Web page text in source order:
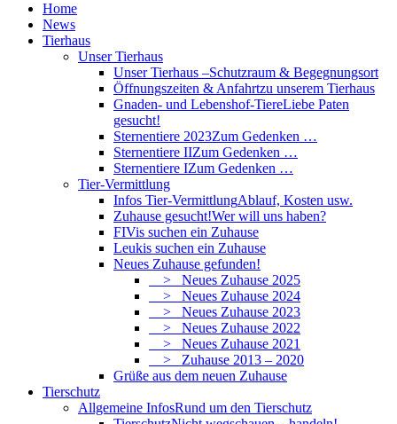
Home
News
Tierhaus
Unser Tierhaus
Unser Tierhaus –Schutzraum & Begegnungsort
Öffnungszeiten & Anfahrtzu unserem Tierhaus
Gnaden- und Lebenshof-TiereLiebe Paten
gesucht!
Sternentiere 2023Zum Gedenken …
Sternentiere IIZum Gedenken …
Sternentiere IZum Gedenken …
Tier-Vermittlung
Infos Tier-VermittlungAblauf, Kosten usw.
Zuhause gesucht!Wer will uns haben?
FIVis suchen ein Zuhause
Leukis suchen ein Zuhause
Neues Zuhause gefunden!
> Neues Zuhause 2025
> Neues Zuhause 2024
> Neues Zuhause 2023
> Neues Zuhause 2022
> Neues Zuhause 2021
> Zuhause 2013 – 2020
Grüße aus dem neuen Zuhause
Tierschutz
Allgemeine InfosRund um den Tierschutz